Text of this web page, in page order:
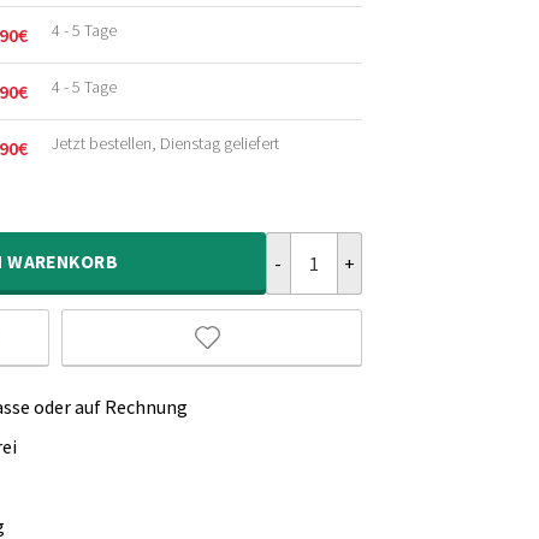
€ 4 - 5 Tage
€ 4 - 5 Tage
€ Jetzt bestellen, Dienstag geliefert
WARENKORB
oder auf Rechnung